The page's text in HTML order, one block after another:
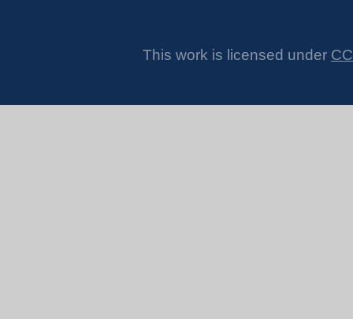
This work is licensed under